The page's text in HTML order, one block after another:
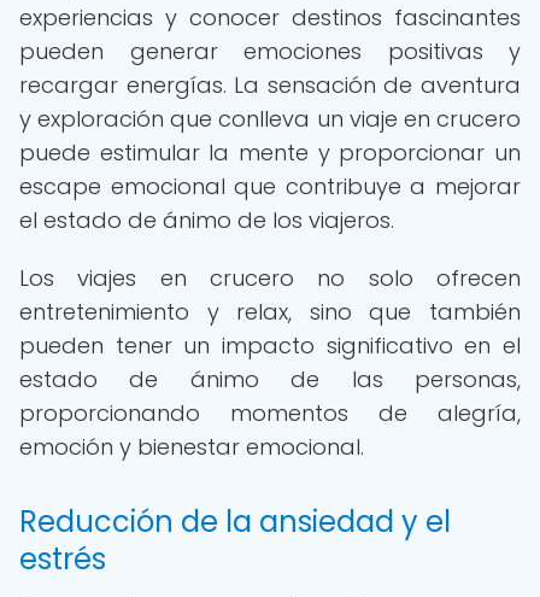
experiencias y conocer destinos fascinantes
pueden generar emociones positivas y
recargar energías. La sensación de aventura
y exploración que conlleva un viaje en crucero
puede estimular la mente y proporcionar un
escape emocional que contribuye a mejorar
el estado de ánimo de los viajeros.
Los viajes en crucero no solo ofrecen
entretenimiento y relax, sino que también
pueden tener un impacto significativo en el
estado de ánimo de las personas,
proporcionando momentos de alegría,
emoción y bienestar emocional.
Reducción de la ansiedad y el
estrés